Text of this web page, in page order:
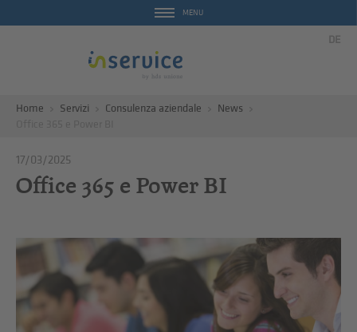
MENU
DE
Home Servizi Consulenza aziendale
News
17/03/2025
Office 365 e Power BI